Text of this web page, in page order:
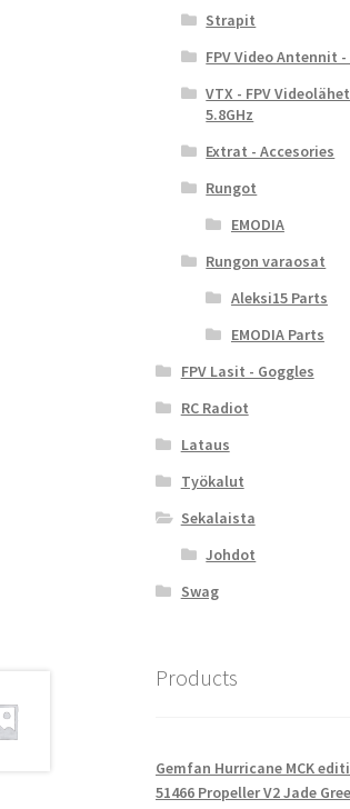
Strapit
FPV Video Antennit -
VTX - FPV
5.8GHz
Extrat - Accesories
Rungot
EMODIA
Rungon varaosat
Aleksi15 Parts
EMODIA Parts
FPV Lasit - Goggles
RC Radiot
Lataus
Työkalut
Sekalaista
Johdot
Swag
Products
Gemfan Hurricane MCK
51466 Propeller V2 Jade